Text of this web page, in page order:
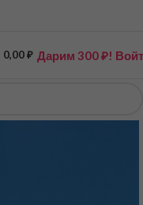
0,00₽ Дарим 300 ₽!